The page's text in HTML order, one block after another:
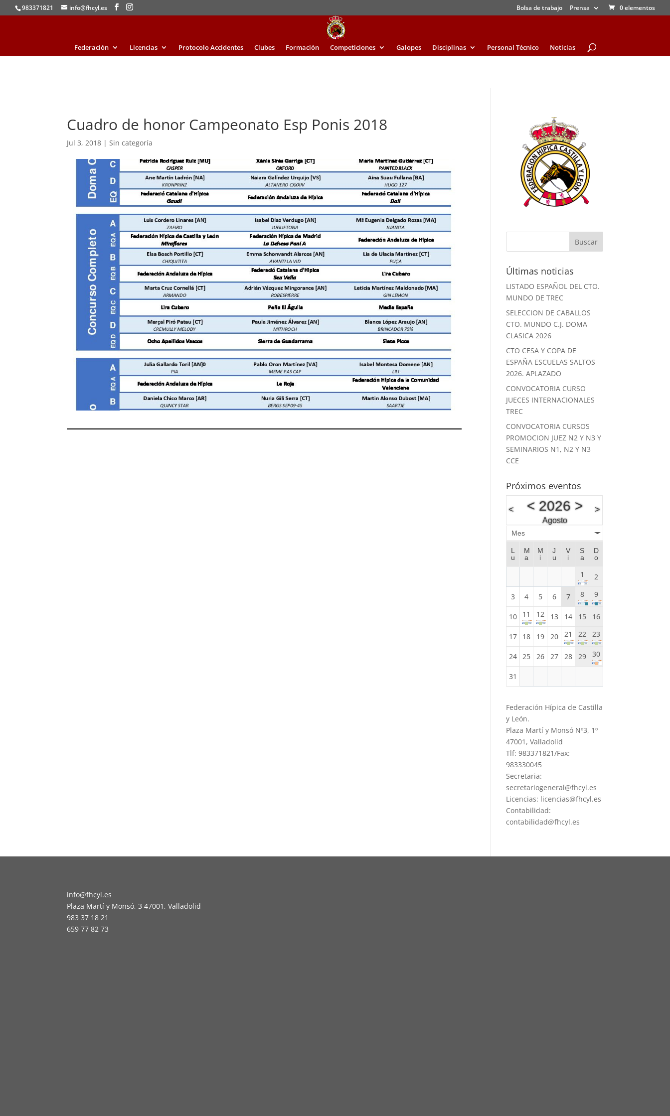
983371821 info@fhcyl.es Bolsa de trabajo Prensa 0 elementos
Federación Licencias Protocolo Accidentes Clubes Formación Competiciones Galopes Disciplinas Personal Técnico Noticias
Cuadro de honor Campeonato Esp Ponis 2018
Jul 3, 2018 |Sin categoría
Últimas noticias
LISTADO ESPAÑOL DEL CTO.
MUNDO DE TREC
SELECCION DE CABALLOS
CTO. MUNDO C.J. DOMA
CLASICA 2026
CTO CESA Y COPA DE
ESPAÑA ESCUELAS SALTOS
2026. APLAZADO
CONVOCATORIA CURSO
JUECES INTERNACIONALES
TREC
CONVOCATORIA CURSOS
PROMOCION JUEZ N2 Y N3 Y
SEMINARIOS N1, N2 Y N3
CCE
Próximos eventos
< <2026 >
Agosto
>
Mes
L
u
M
a
M
i
J
u
V
i
S
a
D
o
1 2
3 4 5 6 7 8 9
10 11 12 13 14 15 16
17 18 19 20 21 22 23
24 25 26 27 28 29 30
31
Federación Hípica de Castilla
y León.
Plaza Martí y Monsó Nº3, 1º
47001, Valladolid
Tlf: 983371821/Fax:
983330045
Secretaria:
secretariogeneral@fhcyl.es
Licencias: licencias@fhcyl.es
Contabilidad:
contabilidad@fhcyl.es
info@fhcyl.es
Plaza Martí y Monsó, 3 47001, Valladolid
983 37 18 21
659 77 82 73